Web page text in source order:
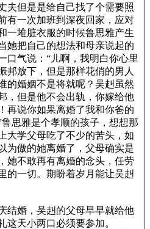
夫但是是给自己找了个需要照
有一次加班到深夜回家，应对
一堆脏衣服的时候鲁思雅产生
她把自己的想法和母亲说起的
口气说：“儿啊，我明白你心里
邦放下，但是那样花俏的男人
的婚姻不是将就呢？吴赳虽然
，但是他不会出轨，你嫁给他
再说你如果离婚了我和你爸的
思雅是个孝顺的孩子，想想那
大学父母吃了不少的苦头，如
为傲的她离婚了，父母确实是
她不敢再有离婚的念头，任劳
的一切。期盼着岁月能让吴赳
结婚，吴赳的父母早早就给他
这天小两口必须要参加。